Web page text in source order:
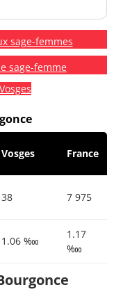
sage-femmes
sage-femme
Vosges France
38 7 975
1.06 ‱
1.17
‱